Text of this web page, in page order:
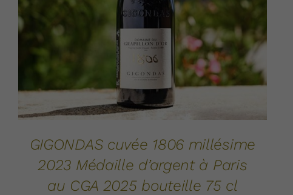
GIGONDAS cuvée 1806 millésime
2023 Médaille d’argent à Paris
au CGA 2025 bouteille 75 cl